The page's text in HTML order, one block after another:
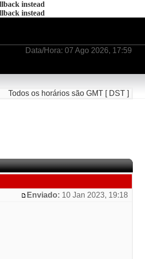
instead
instead
Data/Hora: 07 Ago 2026, 17:59
Todos os horários são GMT [ DST ]
Enviado: 10 Jan 2023, 19:18